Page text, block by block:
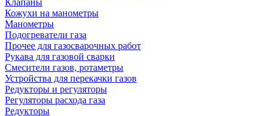
Клапаны
Кожухи на манометры
Манометры
Подогреватели газа
Прочее для газосварочных работ
Рукава для газовой сварки
Смесители газов, ротаметры
Устройства для перекачки газов
Редукторы и регуляторы
Регуляторы расхода газа
Редукторы